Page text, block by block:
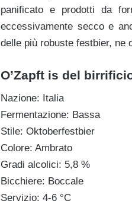
panificato e prodotti da
eccessivamente secco e
delle più robuste festbier, ne
O’Zapft is del
Nazione: Italia
Fermentazione: Bassa
Stile: Oktoberfestbier
Colore: Ambrato
Gradi alcolici: 5,8 %
Bicchiere: Boccale
Servizio: 4-6 °C